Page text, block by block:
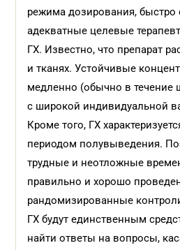
режима дозирования, быстро
адекватные целевые
ГХ. Известно, что препарат
и тканях. Устойчивые
медленно (обычно в течение
с широкой индивидуальной
Кроме того, ГХ
периодом полувыведения.
трудные и неотложные
правильно и хорошо
рандомизированные
ГХ будут единственным
найти ответы на вопросы,